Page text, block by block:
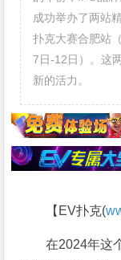
成功举办了两站
扑克大赛合肥站
7日-12日）。这
新的活力。
【EV扑克(
在2024年这